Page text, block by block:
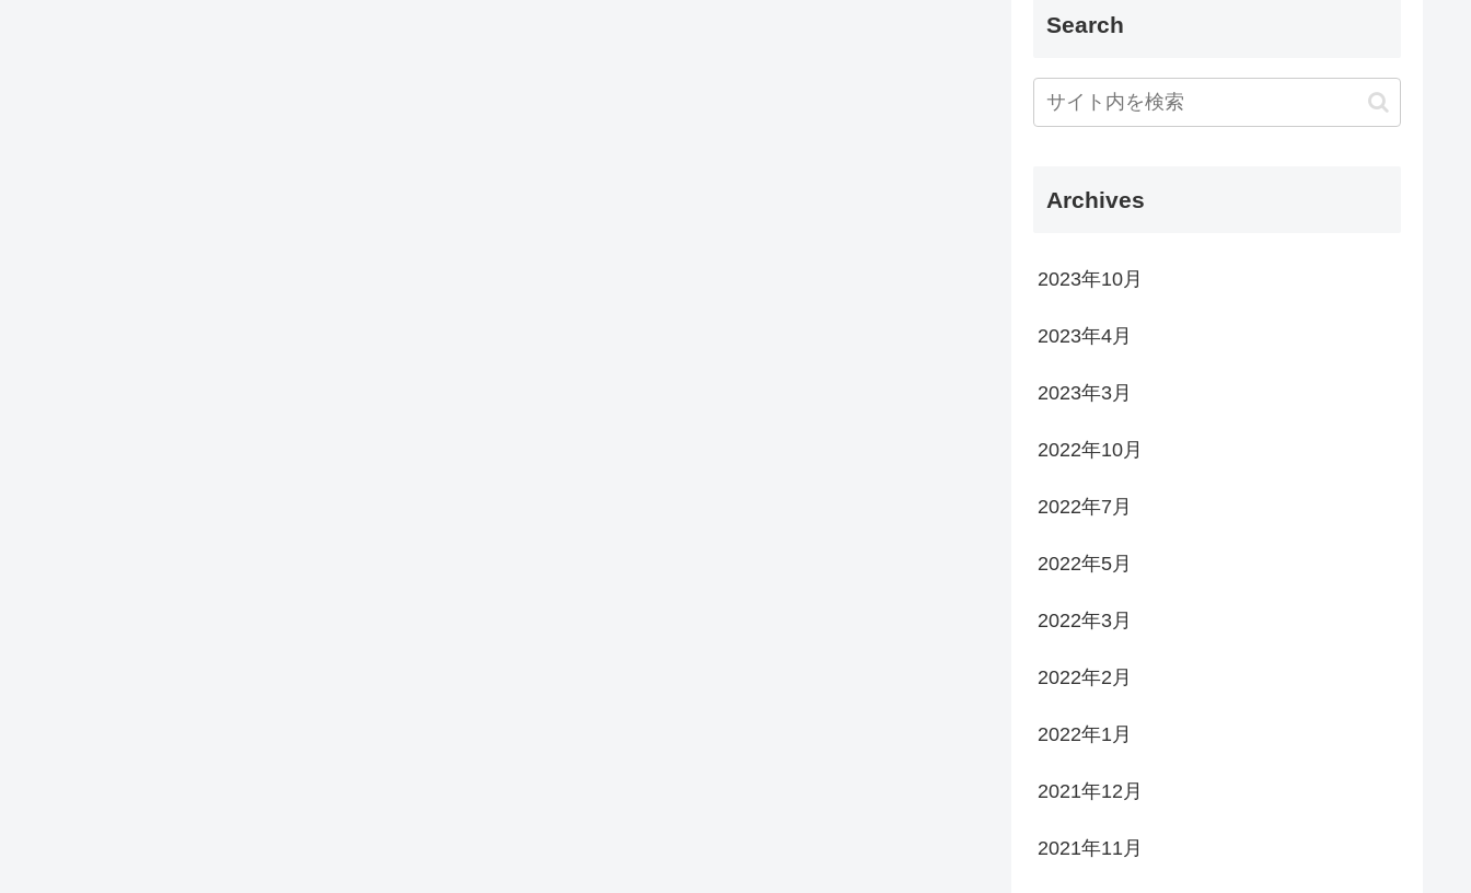
Search
Archives
2023年10月
2023年4月
2023年3月
2022年10月
2022年7月
2022年5月
2022年3月
2022年2月
2022年1月
2021年12月
2021年11月